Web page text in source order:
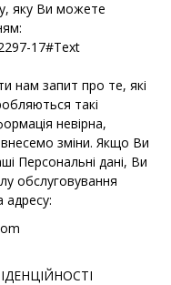
яку Ви можете
17#Text
нам запит про те, які
такі
невірна,
зміни. Якщо Ви
Персональні дані, Ви
обслуговування
адресу: